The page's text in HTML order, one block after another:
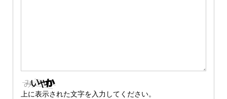
上に表示された文字を入力してください。